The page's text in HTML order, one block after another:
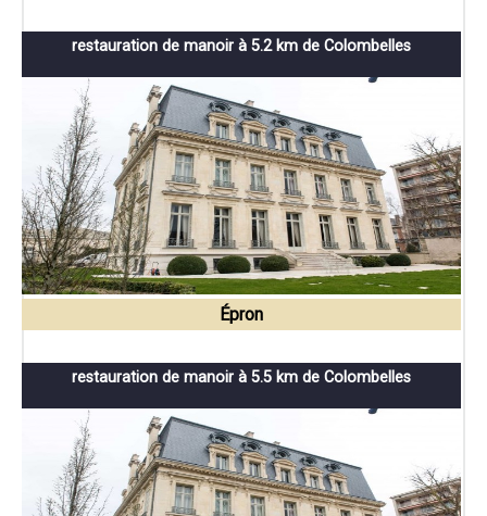
restauration de manoir à 5.2 km de Colombelles
Épron
restauration de manoir à 5.5 km de Colombelles